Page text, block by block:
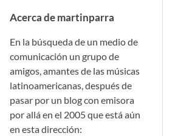
Acerca de martinparra
En la búsqueda de un medio de
comunicación un grupo de
amigos, amantes de las músicas
latinoamericanas, después de
pasar por un blog con emisora
por allá en el 2005 que está aún
en esta dirección: